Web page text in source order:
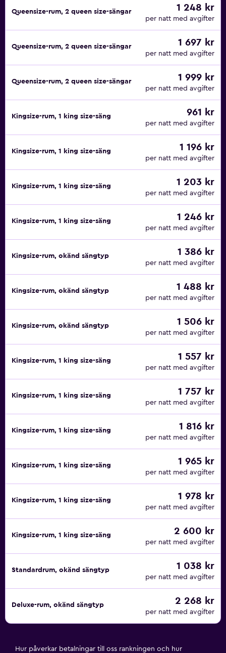
Queensize-rum, 2 queen size-sängar 1 248 kr
per natt med avgifter
Queensize-rum, 2 queen size-sängar 1 697 kr
per natt med avgifter
Queensize-rum, 2 queen size-sängar 1 999 kr
per natt med avgifter
Kingsize-rum, 1 king size-säng 961 kr
per natt med avgifter
Kingsize-rum, 1 king size-säng 1 196 kr
per natt med avgifter
Kingsize-rum, 1 king size-säng 1 203 kr
per natt med avgifter
Kingsize-rum, 1 king size-säng 1 246 kr
per natt med avgifter
Kingsize-rum, okänd sängtyp 1 386 kr
per natt med avgifter
Kingsize-rum, okänd sängtyp 1 488 kr
per natt med avgifter
Kingsize-rum, okänd sängtyp 1 506 kr
per natt med avgifter
Kingsize-rum, 1 king size-säng 1 557 kr
per natt med avgifter
Kingsize-rum, 1 king size-säng 1 757 kr
per natt med avgifter
Kingsize-rum, 1 king size-säng 1 816 kr
per natt med avgifter
Kingsize-rum, 1 king size-säng 1 965 kr
per natt med avgifter
Kingsize-rum, 1 king size-säng 1 978 kr
per natt med avgifter
Kingsize-rum, 1 king size-säng 2 600 kr
per natt med avgifter
Standardrum, okänd sängtyp 1 038 kr
per natt med avgifter
Deluxe-rum, okänd sängtyp 2 268 kr
per natt med avgifter
Hur påverkar betalningar till oss rankningen och hur